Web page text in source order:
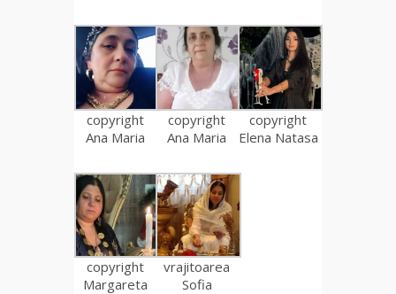
copyright
Ana Maria
copyright
Ana Maria
copyright
Elena Natasa
copyright
Margareta
vrajitoarea
Sofia